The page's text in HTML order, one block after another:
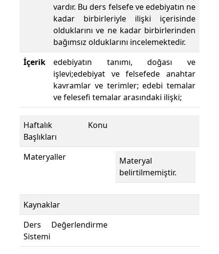
vardır. Bu ders felsefe ve edebiyatın ne
kadar birbirleriyle ilişki içerisinde
olduklarını ve ne kadar birbirlerinden
bağımsız olduklarını incelemektedir.
İçerik
edebiyatın tanımı, doğası ve
işlevi;edebiyat ve felsefede anahtar
kavramlar ve terimler; edebi temalar
ve felesefi temalar arasındaki ilişki;
Haftalık Konu
Başlıkları
Materyaller
Materyal
belirtilmemiştir.
Kaynaklar
Ders Değerlendirme
Sistemi